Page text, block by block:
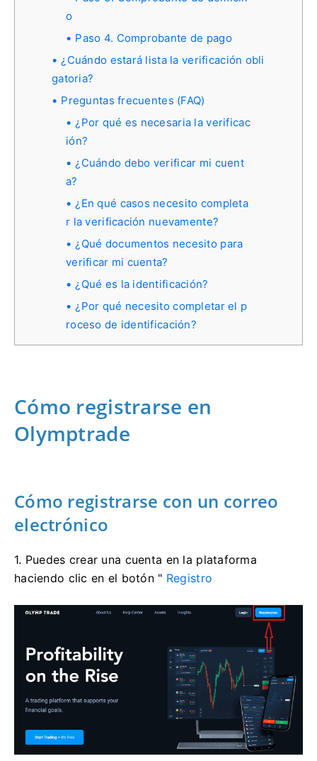
o
Paso 4. Comprobante de pago
¿Cuándo estará lista la verificación obli
gatoria?
Preguntas frecuentes (FAQ)
¿Por qué es necesaria la verificac
ión?
¿Cuándo debo verificar mi cuent
a?
¿En qué casos necesito completa
r la verificación nuevamente?
¿Qué documentos necesito para
verificar mi cuenta?
¿Qué es la identificación?
¿Por qué necesito completar el p
roceso de identificación?
Cómo registrarse en
Olymptrade
Cómo registrarse con un correo
electrónico
1. Puedes crear una cuenta en la plataforma
haciendo clic en el botón " Registro